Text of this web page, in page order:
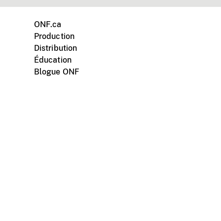
ONF.ca
Production
Distribution
Éducation
Blogue ONF